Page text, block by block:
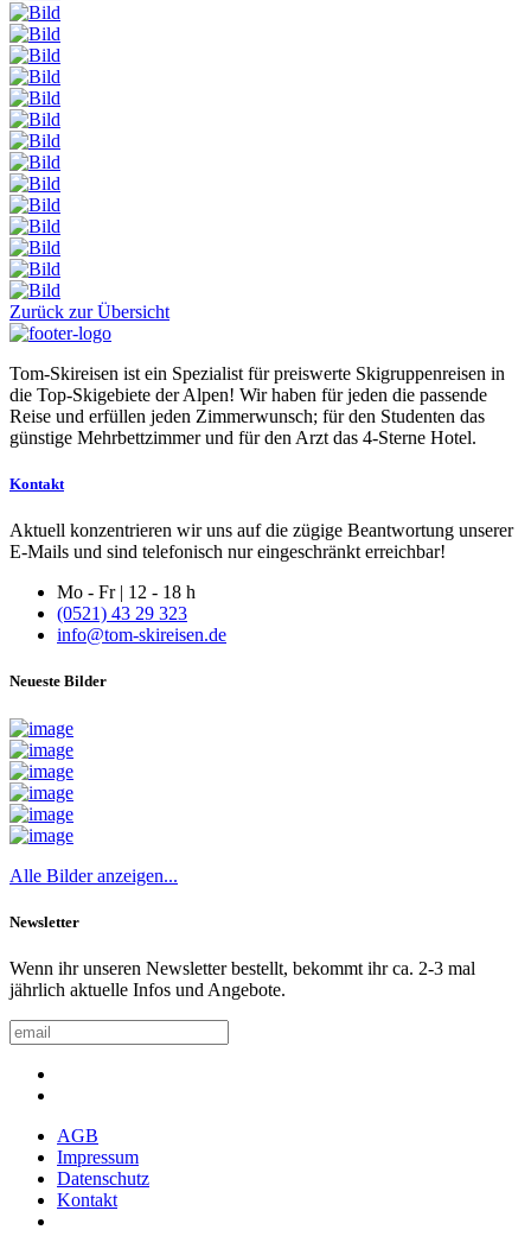
Zurück zur Übersicht
Tom-Skireisen ist ein Spezialist für preiswerte Skigruppenreisen in
die Top-Skigebiete der Alpen! Wir haben für jeden die passende
Reise und erfüllen jeden Zimmerwunsch; für den Studenten das
günstige Mehrbettzimmer und für den Arzt das 4-Sterne Hotel.
Kontakt
Aktuell konzentrieren wir uns auf die zügige Beantwortung unserer
E-Mails und sind telefonisch nur eingeschränkt erreichbar!
Mo - Fr | 12 - 18 h
(0521) 43 29 323
info@tom-skireisen.de
Neueste Bilder
Alle Bilder anzeigen...
Newsletter
Wenn ihr unseren Newsletter bestellt, bekommt ihr ca. 2-3 mal
jährlich aktuelle Infos und Angebote.
AGB
Impressum
Datenschutz
Kontakt